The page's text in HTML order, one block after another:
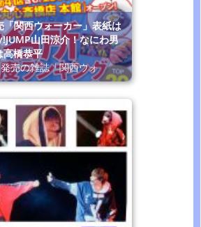
「関西ウォーカー」表紙は
山田涼介！なにわ男
高橋恭平
売の雑誌「関西ウォ